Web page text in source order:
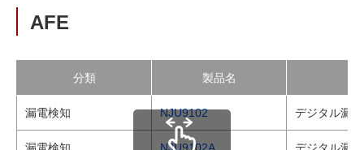
AFE
分類 製品名
漏電検知 NJU9102 デジタル漏